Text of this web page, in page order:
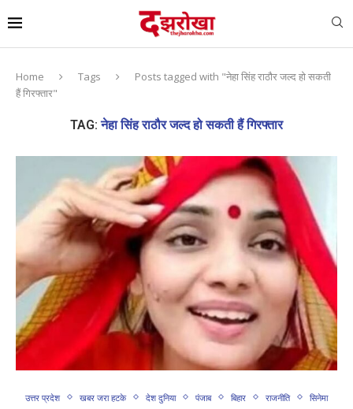
Home Tags
Posts tagged with "नेहा सिंह राठौर जल्द हो सकती
हैं गिरफ्तार"
TAG:नेहा सिंह राठौर जल्द हो सकती हैं गिरफ्तार
उत्तर प्रदेश खबर जरा हटके देश दुनिया पंजाब बिहार राजनीति सिनेमा